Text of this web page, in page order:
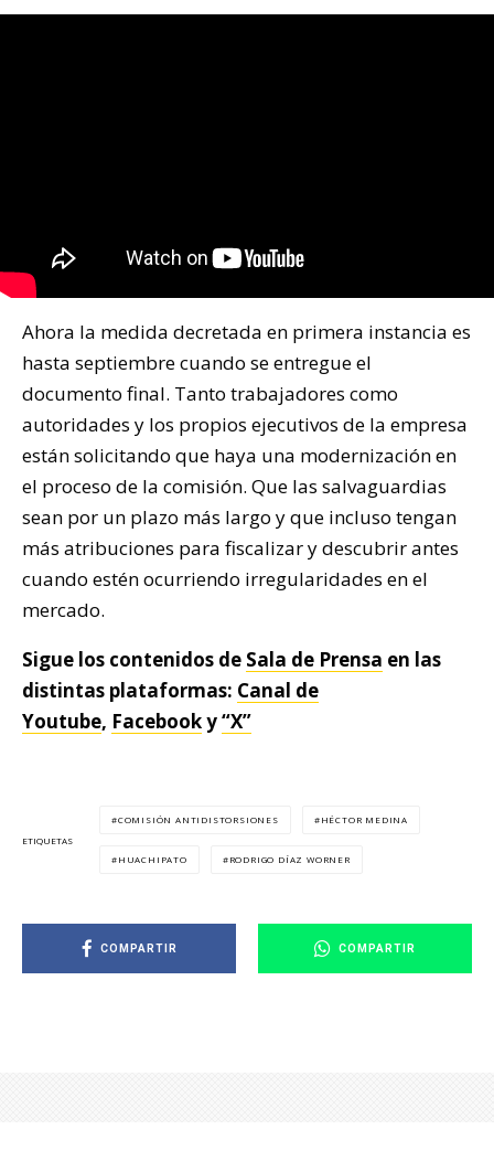
Ahora la medida decretada en primera instancia es
hasta septiembre cuando se entregue el
documento final. Tanto trabajadores como
autoridades y los propios ejecutivos de la empresa
están solicitando que haya una modernización en
el proceso de la comisión. Que las salvaguardias
sean por un plazo más largo y que incluso tengan
más atribuciones para fiscalizar y descubrir antes
cuando estén ocurriendo irregularidades en el
mercado.
Sigue los contenidos de Sala de Prensa en las
distintas plataformas: Canal de
Youtube, Facebooky“X”
ETIQUETAS
COMISIÓN ANTIDISTORSIONES HÉCTOR MEDINA
HUACHIPATO RODRIGO DÍAZ WORNER
COMPARTIR COMPARTIR